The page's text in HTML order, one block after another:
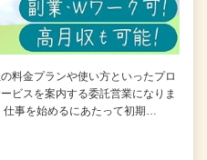
料金プランや使い方といったプロ
ビスを案内する委託営業になりま
仕事を始めるにあたって初期…